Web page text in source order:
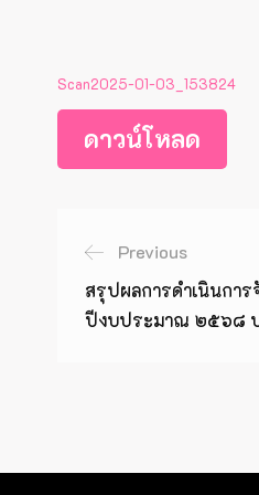
Scan2025-01-03_153824
ดาวน์โหลด
Previous
สรุปผลการดำเนินกา
ปีงบประมาณ ๒๕๖๘